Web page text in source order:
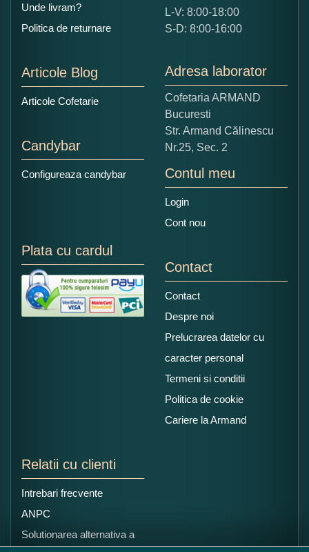
Ce nota acordati acestui produs?
5
Copiati alaturi numarul din imagine:
Unde livram?
Politica de returnare
Articole Blog
Articole Cofetarie
Candybar
Configureaza candybar
L-V: 8:00-18:00
S-D: 8:00-16:00
Adresa laborator
Cofetaria ARMAND
Bucuresti
Str. Armand Călinescu
Nr.25, Sec. 2
Contul meu
Login
Cont nou
Plata cu cardul
Contact
Contact
Despre noi
Prelucrarea datelor cu
caracter personal
Termeni si conditii
Politica de cookie
Cariere la Armand
Relatii cu clienti
Intrebari frecvente
ANPC
Solutionarea alternativa a